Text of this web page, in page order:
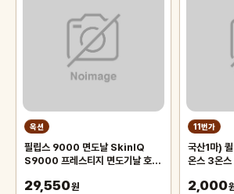
옥션
필립스 9000 면도날 SkinIQ
S9000 프레스티지 면도기날 호환
29,550원
11번가
국산1마)
2,000